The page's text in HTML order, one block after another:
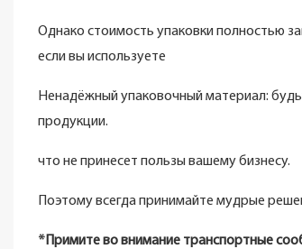
Однако стоимость упаковки полностью
если вы используете
Ненадёжный упаковочный материал:
продукции.
что не принесет пользы вашему бизнесу.
Поэтому всегда принимайте мудрые
*Примите во внимание транспортные